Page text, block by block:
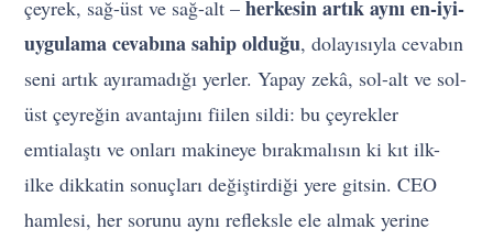
çeyrek, sağ-üst ve sağ-alt –herkesin artık aynı en-iyi-
uygulama cevabına sahip olduğu, dolayısıyla cevabın
seni artık ayıramadığı yerler. Yapay zekâ, sol-alt ve sol-
üst çeyreğin avantajını fiilen sildi: bu çeyrekler
emtialaştı ve onları makineye bırakmalısın ki kıt ilk-
ilke dikkatin sonuçları değiştirdiği yere gitsin. CEO
hamlesi, her sorunu aynı refleksle ele almak yerine